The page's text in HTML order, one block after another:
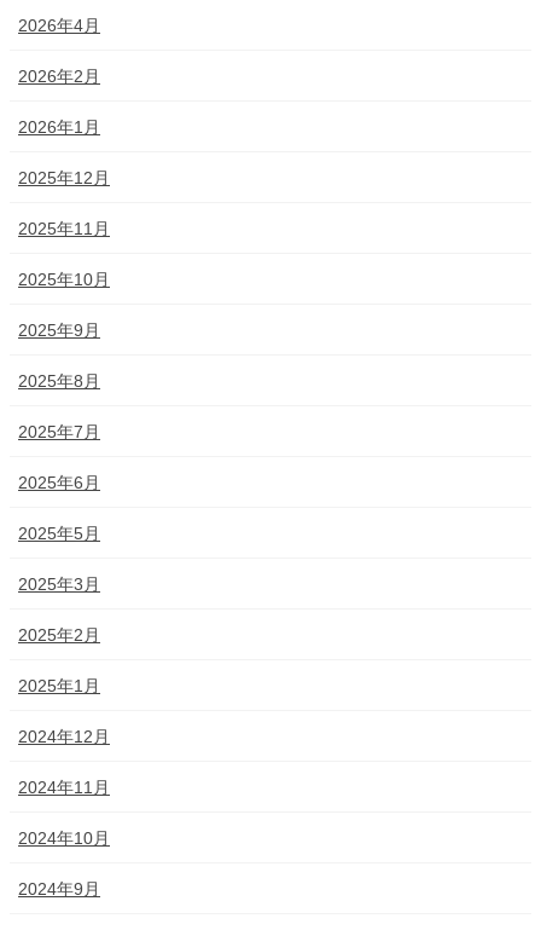
2026年4月
2026年2月
2026年1月
2025年12月
2025年11月
2025年10月
2025年9月
2025年8月
2025年7月
2025年6月
2025年5月
2025年3月
2025年2月
2025年1月
2024年12月
2024年11月
2024年10月
2024年9月